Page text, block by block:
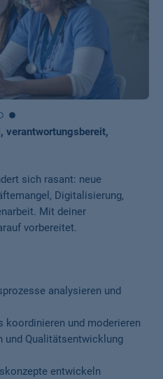
verantwortungsbereit,
sich rasant: neue
Digitalisierung,
Mit deiner
vorbereitet.
analysieren und
koordinieren und moderieren
und Qualitätsentwicklung
entwickeln